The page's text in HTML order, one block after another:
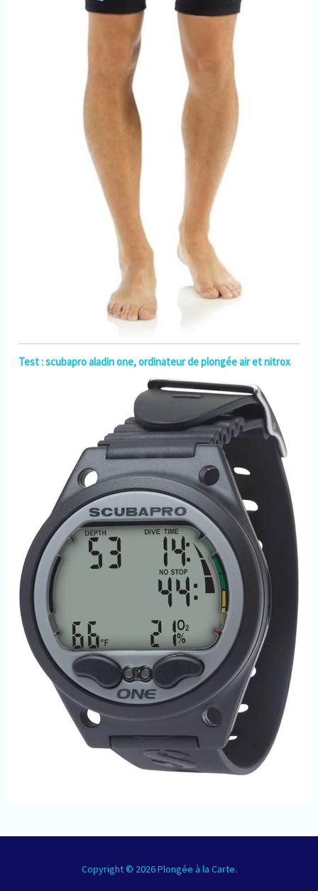
Test : scubapro aladin one, ordinateur de plongée air et nitrox
Copyright © 2026 Plongée à la Carte.